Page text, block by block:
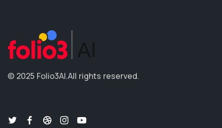
© 2025 Folio3AI.All rights reserved.